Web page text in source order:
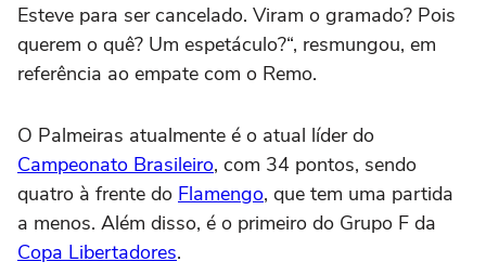
Esteve para ser cancelado. Viram o gramado? Pois
querem o quê? Um espetáculo?“, resmungou, em
referência ao empate com o Remo.
O Palmeiras atualmente é o atual líder do
Campeonato Brasileiro, com 34 pontos, sendo
quatro à frente do Flamengo, que tem uma partida
a menos. Além disso, é o primeiro do Grupo F da
Copa Libertadores.